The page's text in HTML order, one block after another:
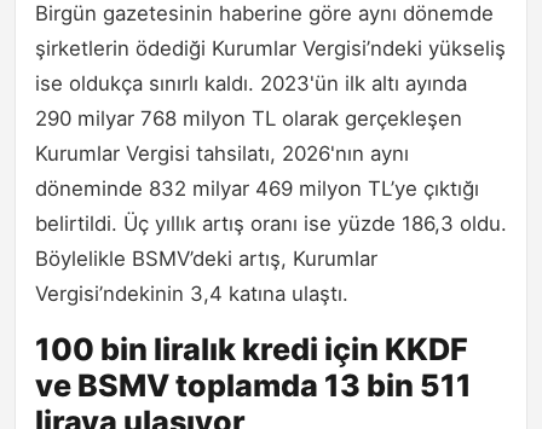
Birgün gazetesinin haberine göre aynı dönemde
şirketlerin ödediği Kurumlar Vergisi’ndeki yükseliş
ise oldukça sınırlı kaldı. 2023'ün ilk altı ayında
290 milyar 768 milyon TL olarak gerçekleşen
Kurumlar Vergisi tahsilatı, 2026'nın aynı
döneminde 832 milyar 469 milyon TL’ye çıktığı
belirtildi. Üç yıllık artış oranı ise yüzde 186,3 oldu.
Böylelikle BSMV’deki artış, Kurumlar
Vergisi’ndekinin 3,4 katına ulaştı.
100 bin liralık kredi için KKDF
ve BSMV toplamda 13 bin 511